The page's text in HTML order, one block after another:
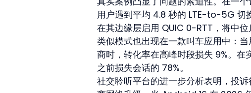
用户遇到平均 4.8 秒的 LTE-to-5G 切
在其边缘层启用 QUIC 0-RTT，将中
类似模式也出现在一款叫车应用中：
商时，转化率在高峰时段损失 9%。
之前损失会话的 78%。
社交聆听平台的进一步分析表明，投